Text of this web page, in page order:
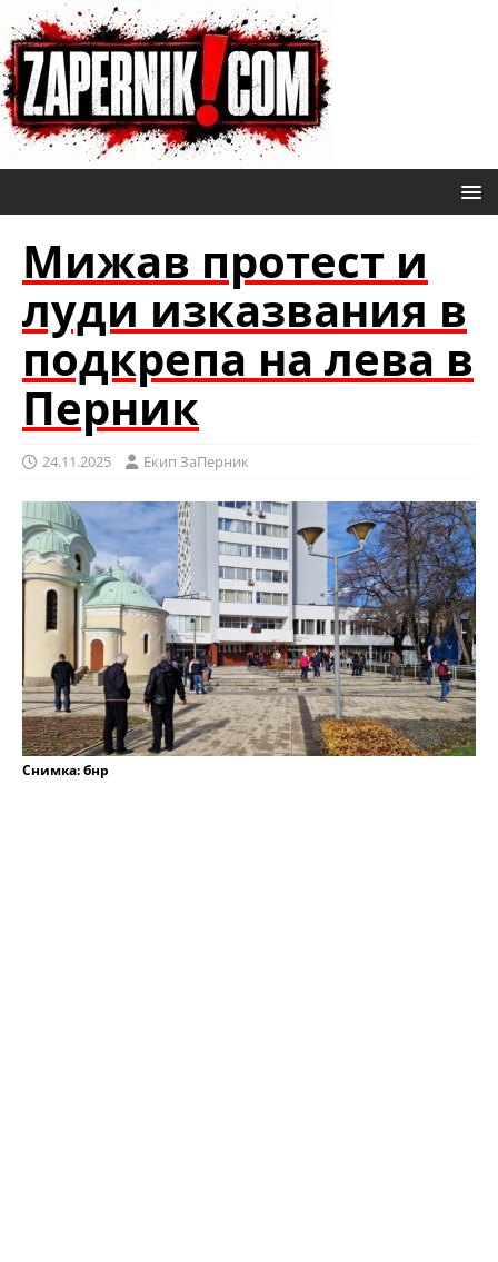
Мижав протест и
луди изказвания в
подкрепа на лева в
Перник
24.11.2025 Eкип ЗаПерник
Снимка: бнр